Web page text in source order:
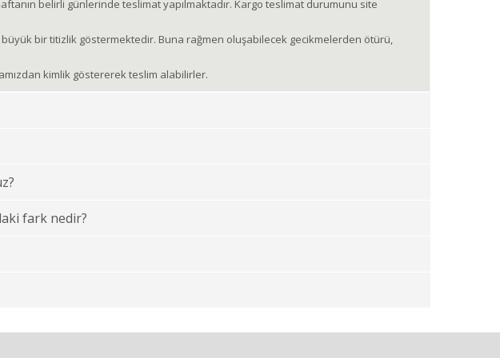
belirli günlerinde teslimat yapılmaktadır. Kargo teslimat durumunu site
büyük bir titizlik göstermektedir. Buna rağmen oluşabilecek gecikmelerden ötürü,
kimlik göstererek teslim alabilirler.
fark nedir?